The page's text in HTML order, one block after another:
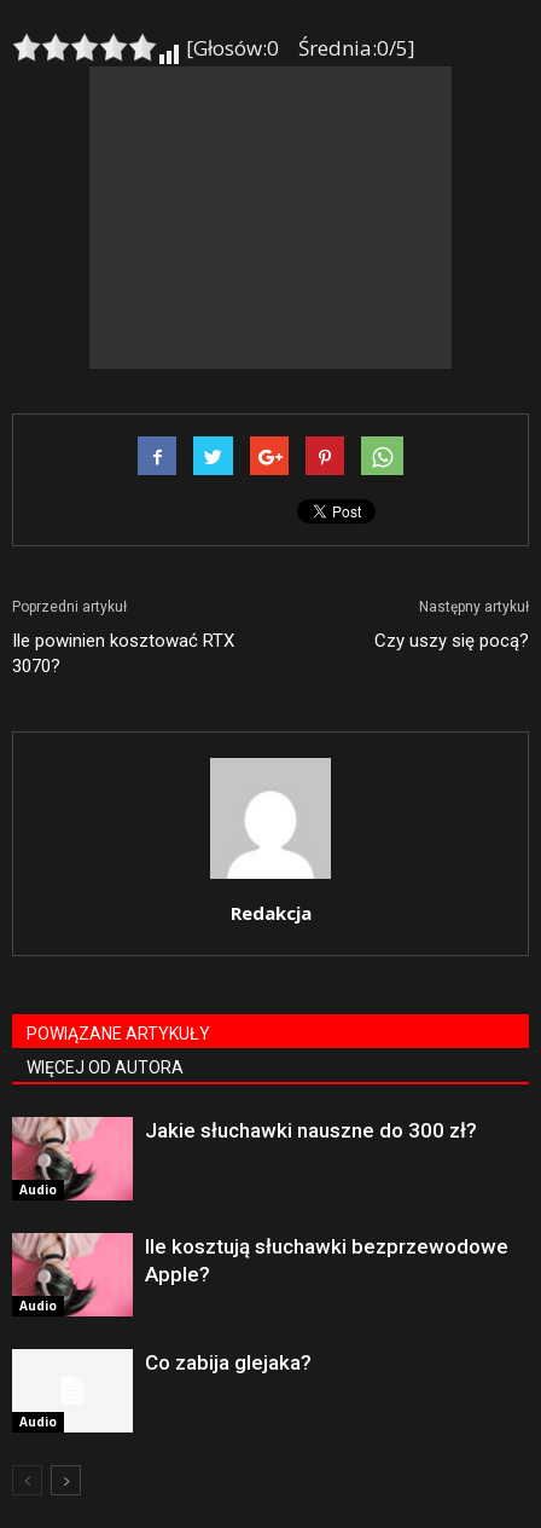
[Głosów:0 Średnia:0/5]
Poprzedni artykuł
Ile powinien kosztować RTX
3070?
Następny artykuł
Czy uszy się pocą?
Redakcja
POWIĄZANE ARTYKUŁY
WIĘCEJ OD AUTORA
Audio
Jakie słuchawki nauszne do 300 zł?
Audio
Ile kosztują słuchawki bezprzewodowe
Apple?
Audio
Co zabija glejaka?